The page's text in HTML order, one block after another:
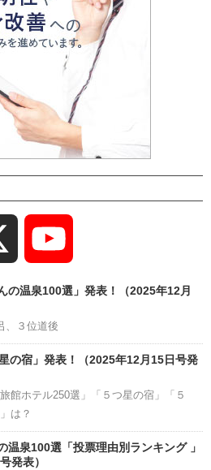
Channel
の温泉100選」発表！（2025年12月
、３位道後
の宿」発表！（2025年12月15日号発
館ホテル250選」「５つ星の宿」「５
は？
温泉100選「投票理由別ランキング 」
発表）